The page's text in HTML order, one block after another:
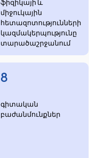
ֆիզիկայի և
միջուկային
հետազոտությունների
​​​​կազմակերպությունը
տարածաշրջանում
8
​​​գիտական
բաժանմունքներ